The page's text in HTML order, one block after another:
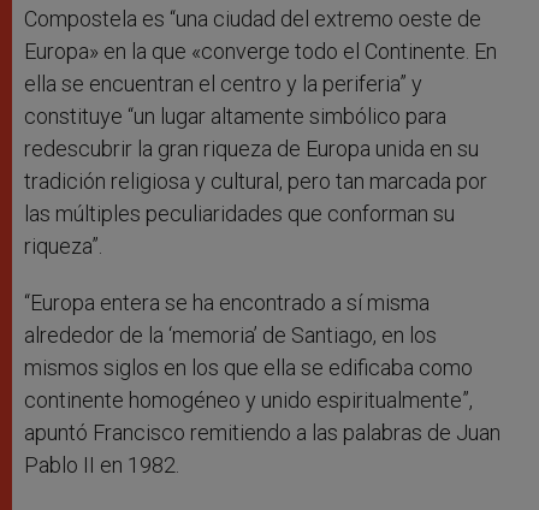
Compostela es “una ciudad del extremo oeste de
Europa» en la que «converge todo el Continente. En
ella se encuentran el centro y la periferia” y
constituye “un lugar altamente simbólico para
redescubrir la gran riqueza de Europa unida en su
tradición religiosa y cultural, pero tan marcada por
las múltiples peculiaridades que conforman su
riqueza”.
“Europa entera se ha encontrado a sí misma
alrededor de la ‘memoria’ de Santiago, en los
mismos siglos en los que ella se edificaba como
continente homogéneo y unido espiritualmente”,
apuntó Francisco remitiendo a las palabras de Juan
Pablo II en 1982.